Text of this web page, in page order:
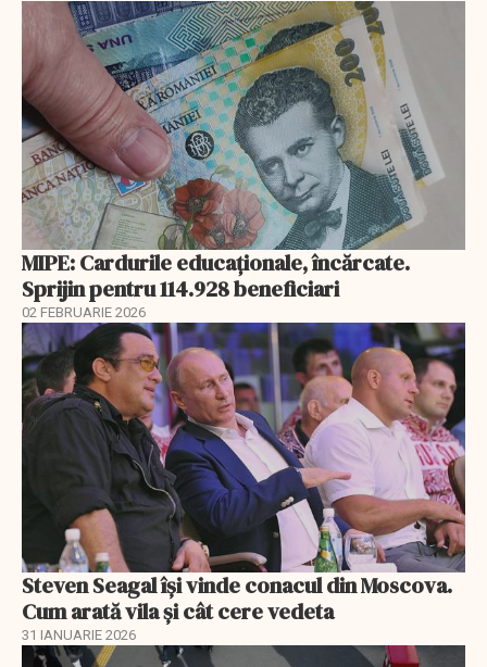
MIPE: Cardurile educaţionale, încărcate.
Sprijin pentru 114.928 beneficiari
02 FEBRUARIE 2026
Steven Seagal își vinde conacul din Moscova.
Cum arată vila și cât cere vedeta
31 IANUARIE 2026